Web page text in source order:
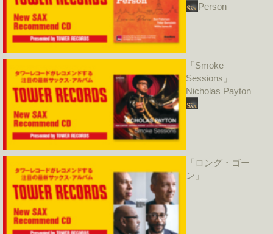
Person
「Smoke
Sessions」
Nicholas Payton
「ロング・ゴー
ン」